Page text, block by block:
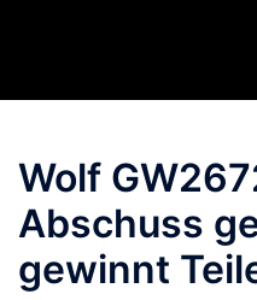
Wolf
Abschuss
gewinnt